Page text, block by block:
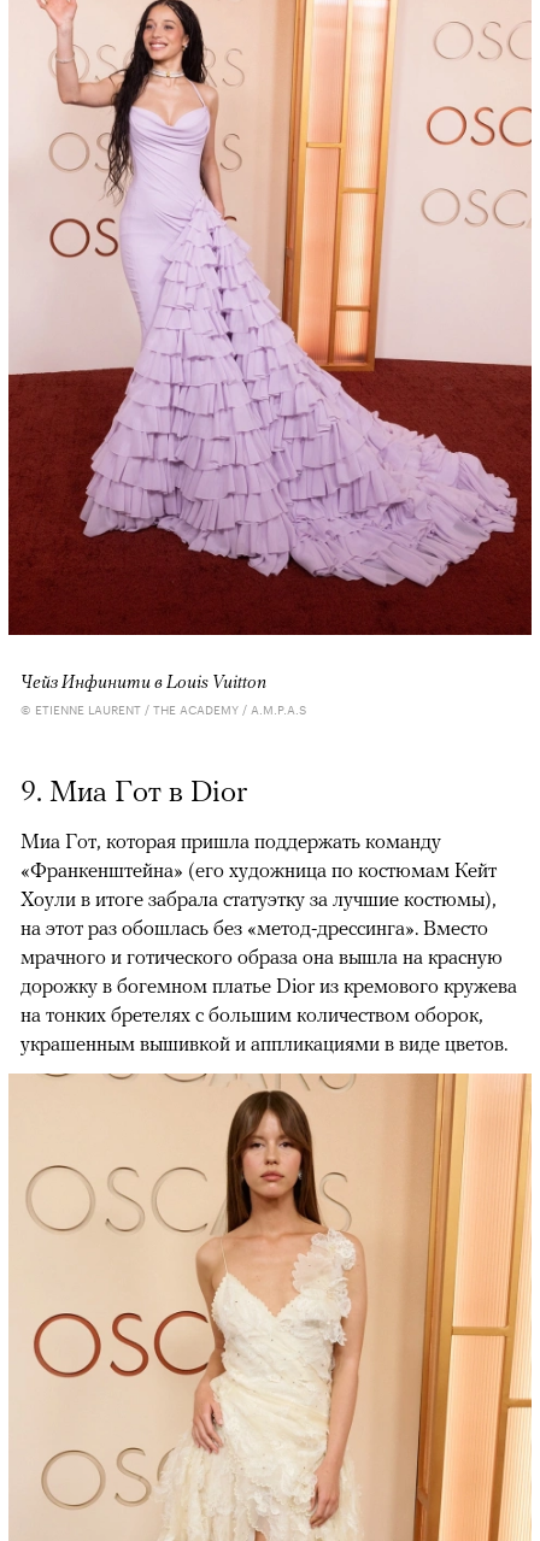
Чейз Инфинити в Louis Vuitton
© ETIENNE LAURENT / THE ACADEMY / A.M.P.A.S
9. Миа Гот в Dior
Миа Гот, которая пришла поддержать команду
«Франкенштейна» (его художница по костюмам Кейт
Хоули в итоге забрала статуэтку за лучшие костюмы),
на этот раз обошлась без «метод-дрессинга». Вместо
мрачного и готического образа она вышла на красную
дорожку в богемном платье Dior из кремового кружева
на тонких бретелях с большим количеством оборок,
украшенным вышивкой и аппликациями в виде цветов.